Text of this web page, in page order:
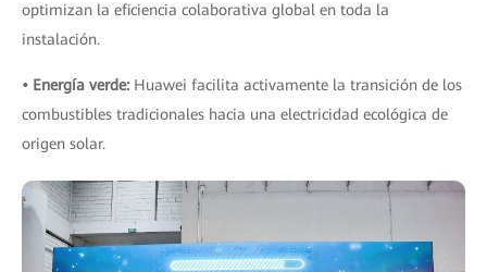
optimizan la eficiencia colaborativa global en toda la
instalación.
• Energía verde: Huawei facilita activamente la transición de los
combustibles tradicionales hacia una electricidad ecológica de
origen solar.